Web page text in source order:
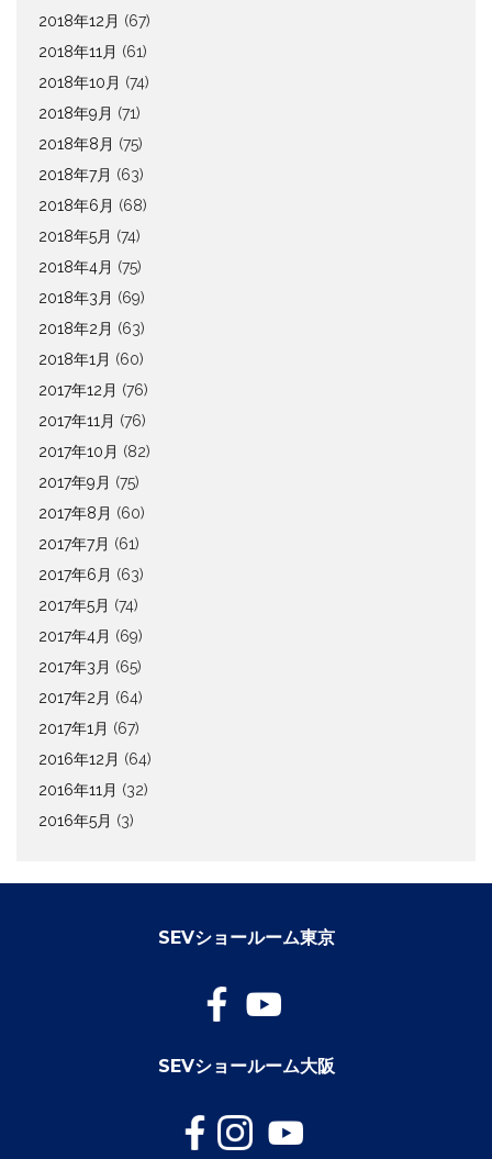
2018年12月 (67)
2018年11月 (61)
2018年10月 (74)
2018年9月 (71)
2018年8月 (75)
2018年7月 (63)
2018年6月 (68)
2018年5月 (74)
2018年4月 (75)
2018年3月 (69)
2018年2月 (63)
2018年1月 (60)
2017年12月 (76)
2017年11月 (76)
2017年10月 (82)
2017年9月 (75)
2017年8月 (60)
2017年7月 (61)
2017年6月 (63)
2017年5月 (74)
2017年4月 (69)
2017年3月 (65)
2017年2月 (64)
2017年1月 (67)
2016年12月 (64)
2016年11月 (32)
2016年5月 (3)
SEVショールーム東京
SEVショールーム大阪